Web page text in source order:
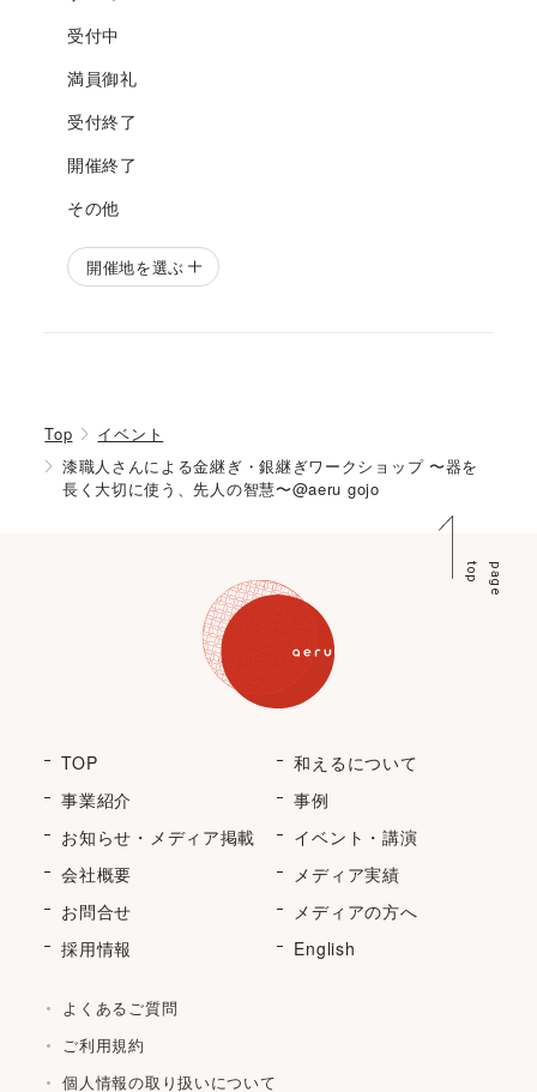
受付中
満員御礼
受付終了
開催終了
その他
開催地を選ぶ
Top
イベント
漆職人さんによる金継ぎ・銀継ぎワークショップ 〜器を
長く大切に使う、先人の智慧〜@aeru gojo
p
a
g
e
t
o
p
TOP
和えるについて
事業紹介
事例
お知らせ・メディア掲載
イベント・講演
会社概要
メディア実績
お問合せ
メディアの方へ
採用情報
English
よくあるご質問
ご利用規約
個人情報の取り扱いについて